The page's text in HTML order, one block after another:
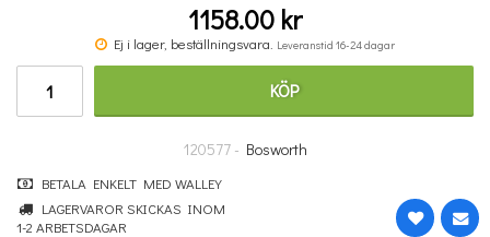
Komplett Sångteknik - svenska (Cathrine Sadolin)
670 kr
1158.00 kr
Ej i lager, beställningsvara. Leveranstid 16-24 dagar
KÖP
120577 - Bosworth
BETALA ENKELT MED WALLEY
LAGERVAROR SKICKAS INOM
1-2 ARBETSDAGAR